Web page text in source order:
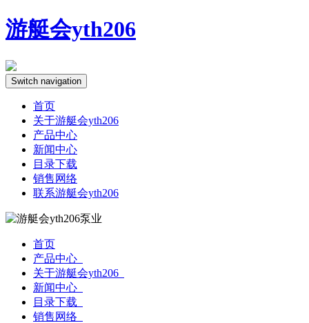
游艇会yth206
Switch navigation
首页
关于游艇会yth206
产品中心
新闻中心
目录下载
销售网络
联系游艇会yth206
首页
产品中心
关于游艇会yth206
新闻中心
目录下载
销售网络